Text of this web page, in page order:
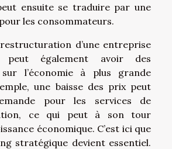
ensuite se traduire par une
les consommateurs.
d’une entreprise
peut également avoir des
sur l’économie à plus grande
une baisse des prix peut
pour les services de
ce qui peut à son tour
économique. C’est ici que
stratégique devient essentiel.